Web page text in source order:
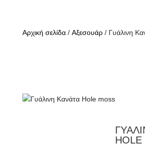
Αρχική σελίδα/ Αξεσουάρ/ Γυάλινη
HOLE